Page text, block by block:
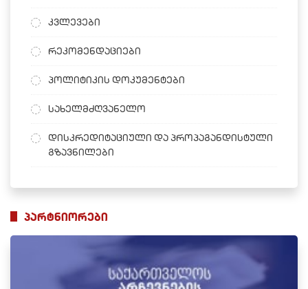
კვლევები
რეკომენდაციები
პოლიტიკის დოკუმენტები
სახელმძღვანელო
დისკრედიტაციული და პროპაგანდისტული
გზავნილები
პარტნიორები